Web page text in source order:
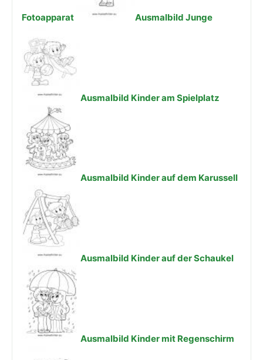
Fotoapparat Ausmalbild Junge
Ausmalbild Kinder am Spielplatz
Ausmalbild Kinder auf dem Karussell
Ausmalbild Kinder auf der Schaukel
Ausmalbild Kinder mit Regenschirm